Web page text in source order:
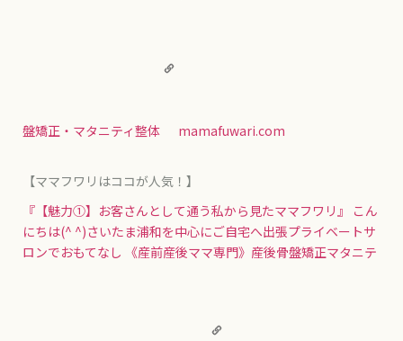
盤矯正・マタニティ整体 mamafuwari.com
【ママフワリはココが人気！】
『【魅力①】お客さんとして通う私から見たママフワリ』
こん
にちは(^ ^)さいたま浦和を中心にご自宅へ出張プライベートサ
ロンでおもてなし 《産前産後ママ専門》産後骨盤矯正マタニテ